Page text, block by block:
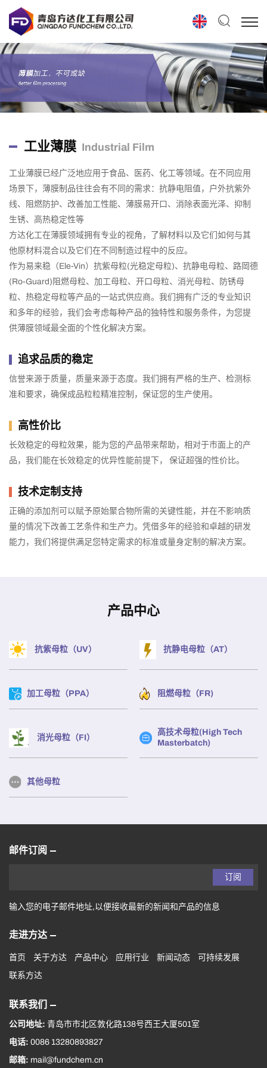
工业薄膜 Industrial Film
工业薄膜已经广泛地应用于食品、医药、化工等领域。在不同应用
场景下，薄膜制品往往会有不同的需求：抗静电阻值，户外抗紫外
线、阻燃防护、改善加工性能、薄膜易开口、消除表面光泽、抑制
生锈、高热稳定性等
方达化工在薄膜领域拥有专业的视角，了解材料以及它们如何与其
他原材料混合以及它们在不同制造过程中的反应。
作为易来稳（Ele-Vin）抗紫母粒(光稳定母粒)、抗静电母粒、路岡德
(Ro-Guard)阻燃母粒、加工母粒、开口母粒、消光母粒、防锈母
粒、热稳定母粒等产品的一站式供应商。我们拥有广泛的专业知识
和多年的经验，我们会考虑每种产品的独特性和服务条件，为您提
供薄膜领域最全面的个性化解决方案。
追求品质的稳定
信誉来源于质量，质量来源于态度。我们拥有严格的生产、检测标
准和要求，确保成品粒粒精准控制，保证您的生产使用。
高性价比
长效稳定的母粒效果，能为您的产品带来帮助，相对于市面上的产
品，我们能在长效稳定的优异性能前提下， 保证超强的性价比。
技术定制支持
正确的添加剂可以赋予原始聚合物所需的关键性能，并在不影响质
量的情况下改善工艺条件和生产力。凭借多年的经验和卓越的研发
能力，我们将提供满足您特定需求的标准或量身定制的解决方案。
产品中心
抗紫母粒（UV） 抗静电母粒（AT）
加工母粒（PPA） 阻燃母粒（FR)
消光母粒（FI）
高技术母粒(High Tech
Masterbatch)
其他母粒
邮件订阅
订阅
输入您的电子邮件地址,以便接收最新的新闻和产品的信息
走进方达
首页 关于方达 产品中心 应用行业 新闻动态
可持续发展
联系方达
联系我们
公司地址: 青岛市市北区敦化路138号西王大厦501室
电话: 0086 13280893827
邮箱: mail@fundchem.cn